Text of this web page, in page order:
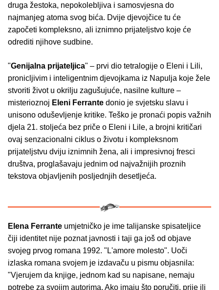
druga žestoka, nepokolebljiva i samosvjesna do
najmanjeg atoma svog bića. Dvije djevojčice tu će
započeti kompleksno, ali iznimno prijateljstvo koje će
odrediti njihove sudbine.
"Genijalna prijateljica" – prvi dio tetralogije o Eleni i Lili,
pronicljivim i inteligentnim djevojkama iz Napulja koje žele
stvoriti život u okrilju zagušujuće, nasilne kulture –
misterioznoj Eleni Ferrante donio je svjetsku slavu i
unisono oduševljenje kritike. Teško je pronaći popis važnih
djela 21. stoljeća bez priče o Eleni i Lile, a brojni kritičari
ovaj senzacionalni ciklus o životu i kompleksnom
prijateljstvu dviju iznimnih žena, ali i impresivnoj fresci
društva, proglašavaju jednim od najvažnijih proznih
tekstova objavljenih posljednjih desetljeća.
Elena Ferrante umjetničko je ime talijanske spisateljice
čiji identitet nije poznat javnosti i taji ga još od objave
svojeg prvog romana 1992. "L'amore molesto". Uoči
izlaska romana svojem je izdavaču u pismu objasnila:
"Vjerujem da knjige, jednom kad su napisane, nemaju
potrebe za svojim autorima. Ako imaju što poručiti, prije ili